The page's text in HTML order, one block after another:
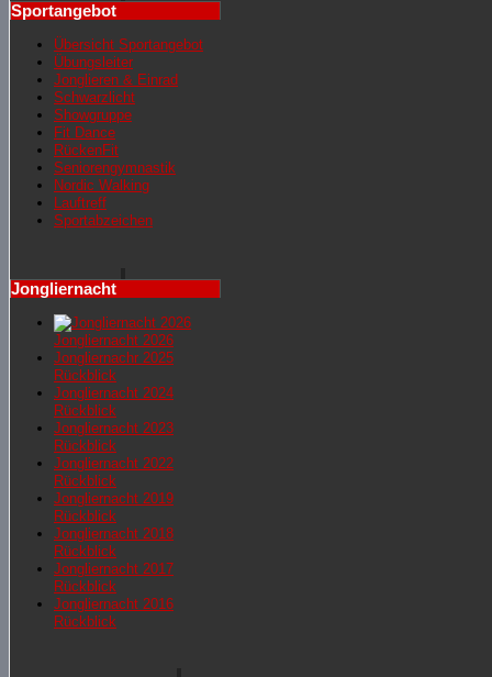
Sportangebot
Übersicht Sportangebot
Übungsleiter
Jonglieren & Einrad
Schwarzlicht
Showgruppe
Fit Dance
RückenFit
Seniorengymnastik
Nordic Walking
Lauftreff
Sportabzeichen
Jongliernacht
Jongliernacht 2026
Jongliernachr 2025
Rückblick
Jongliernacht 2024
Rückblick
Jongliernacht 2023
Rückblick
Jongliernacht 2022
Rückblick
Jongliernacht 2019
Rückblick
Jongliernacht 2018
Rückblick
Jongliernacht 2017
Rückblick
Jongliernacht 2016
Rückblick